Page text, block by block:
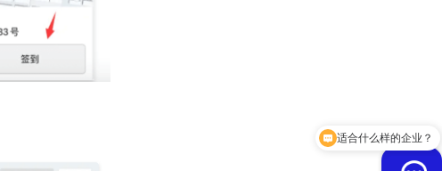
适合什么样的企业？